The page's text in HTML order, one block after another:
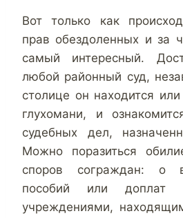
Вот только как
прав обездоленных и за
самый интересный.
любой районный суд,
столице он находится
глухомани, и
судебных дел,
Можно поразиться
споров сограждан: о
пособий или
учреждениями,